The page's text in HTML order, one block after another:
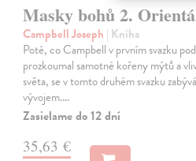
Masky bohů 2.
Campbell Joseph | Kniha
Poté, co Campbell v prvním svazku
prozkoumal samotné kořeny mýtů a
světa, se v tomto druhém svazku
vývojem.…
Zasielame do 12 dní
35,63 €